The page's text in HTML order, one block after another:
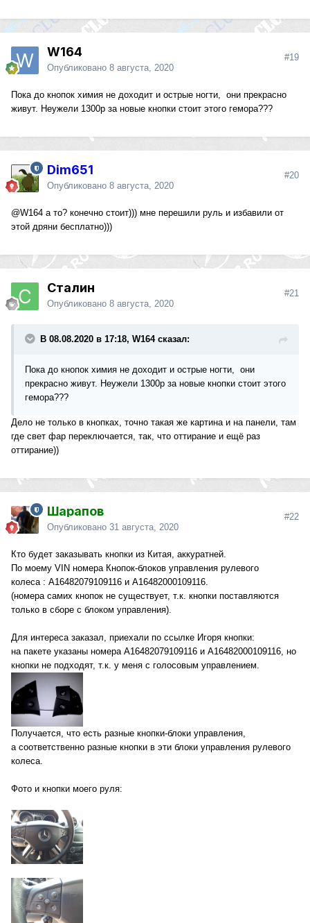
W164
Опубликовано 8 августа, 2020
#19
Пока до кнопок химия не доходит и острые ногти, они прекрасно
живут. Неужели 1300р за новые кнопки стоит этого гемора???
Dim651
Опубликовано 8 августа, 2020
#20
@W164 а то? конечно стоит))) мне перешили руль и избавили от
этой дряни бесплатно)))
Сталин
Опубликовано 8 августа, 2020
#21
В 08.08.2020 в 17:18, W164 сказал:
Пока до кнопок химия не доходит и острые ногти, они
прекрасно живут. Неужели 1300р за новые кнопки стоит этого
гемора???
Дело не только в кнопках, точно такая же картина и на панели, там
где свет фар переключается, так, что оттирание и ещё раз
оттирание))
Шарапов
Опубликовано 31 августа, 2020
#22
Кто будет заказывать кнопки из Китая, аккуратней.
По моему VIN номера Кнопок-блоков управления рулевого
колеса : A16482079109116 и A16482000109116.
(номера самих кнопок не существует, т.к. кнопки поставляются
только в сборе с блоком управления).
Для интереса заказал, приехали по ссылке Игоря кнопки:
на пакете указаны номера A16482079109116 и A16482000109116, но
кнопки не подходят, т.к. у меня с голосовым управлением.
Получается, что есть разные кнопки-блоки управления,
а соответственно разные кнопки в эти блоки управления рулевого
колеса.
Фото и кнопки моего руля: